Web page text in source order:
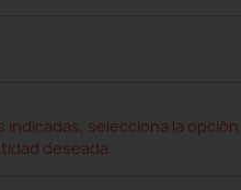
selecciona la opción
deseada